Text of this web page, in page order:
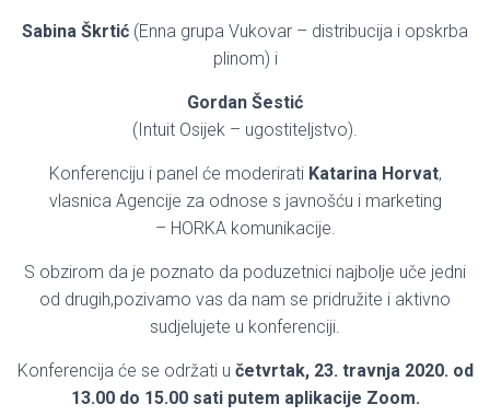
Sabina Škrtić (Enna grupa Vukovar – distribucija i opskrba
plinom) i
Gordan Šestić
(Intuit Osijek – ugostiteljstvo).
Konferenciju i panel će moderirati Katarina Horvat,
vlasnica Agencije za odnose s javnošću i marketing
– HORKA komunikacije.
S obzirom da je poznato da poduzetnici najbolje uče jedni
od drugih,pozivamo vas da nam se pridružite i aktivno
sudjelujete u konferenciji.
Konferencija će se održati u četvrtak, 23. travnja 2020. od
13.00 do 15.00 sati putem aplikacije Zoom.